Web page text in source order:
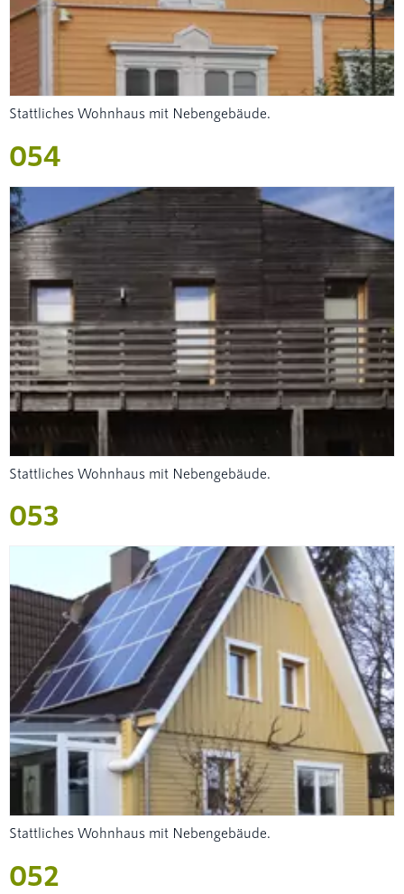
Stattliches Wohnhaus mit Nebengebäude.
054
Stattliches Wohnhaus mit Nebengebäude.
053
Stattliches Wohnhaus mit Nebengebäude.
052